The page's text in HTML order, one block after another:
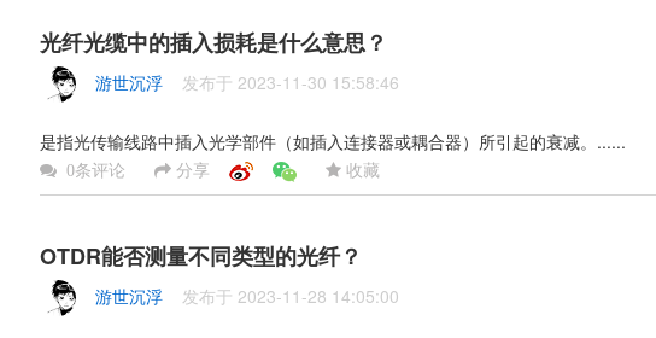
光纤光缆中的插入损耗是什么意思？
游世沉浮 发布于 2023-11-30 15:58:46
是指光传输线路中插入光学部件（如插入连接器或耦合器）所引起的衰减。......
0条评论 分享 收藏
OTDR能否测量不同类型的光纤？
游世沉浮 发布于 2023-11-28 14:05:00